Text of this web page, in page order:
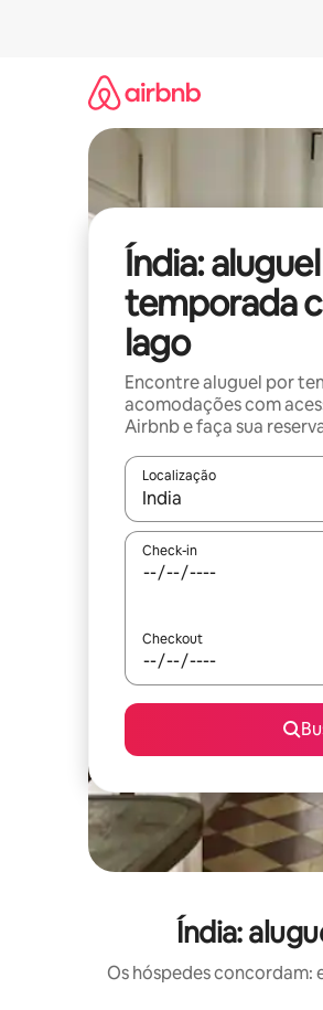
Índia:
temporada
lago
Encontre aluguel por
acomodações com
Airbnb e faça sua
Localização
Quando os resultados
Check-in
Checkout
Índia:
Os hóspedes concordam: